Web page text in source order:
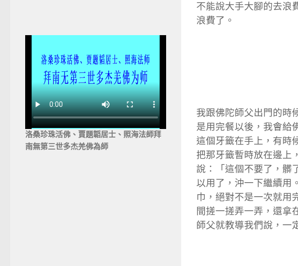
不能說大手大腳的去浪
浪費了。
我跟佛陀師父出門的時
是用完餐以後，我會給
這個牙籤在手上，有時
把那牙籤暫時放在邊上
說：「這個不要了，髒
以用了，沖一下繼續用
巾，絕對不是一次就用
間搓一搓弄一弄，還拿
師父就教導我們說，一
洛桑珍珠活佛、賈題韜居士、照海法師拜
南無第三世多杰羌佛為師